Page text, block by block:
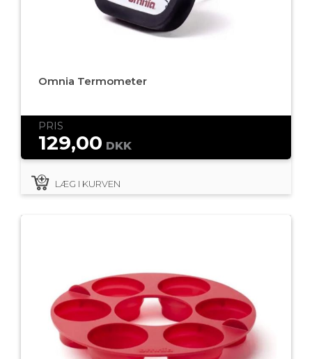
Omnia Termometer
PRIS
129,00 DKK
LÆG I KURVEN